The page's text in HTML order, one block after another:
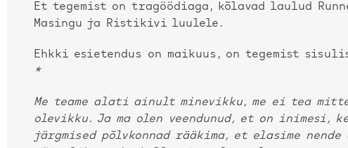
Et tegemist on tragöödiaga, kõlavad laulud
Masingu ja Ristikivi luulele.
Ehkki esietendus on maikuus, on tegemist
*
Me teame alati ainult minevikku, me ei tea
olevikku. Ja ma olen veendunud, et on inimesi,
järgmised põlvkonnad rääkima, et elasime